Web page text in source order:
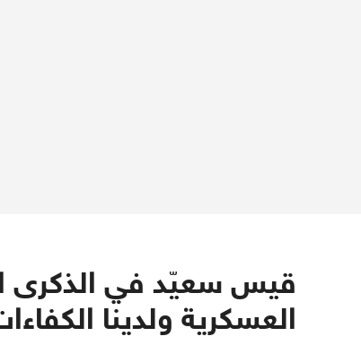
العسكرية ولدينا